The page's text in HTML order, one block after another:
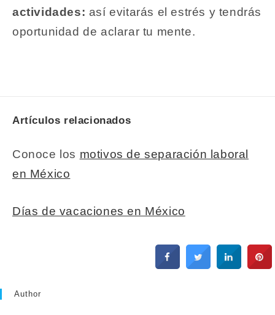
actividades: así evitarás el estrés y tendrás
oportunidad de aclarar tu mente.
Artículos relacionados
Conoce los motivos de separación laboral
en México
Días de vacaciones en México
Author